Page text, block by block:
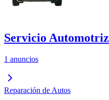
Servicio Automotriz
1 anuncios
Reparación de Autos